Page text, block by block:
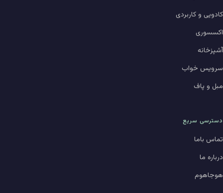
کادویی و کاربردی
اکسسوری
آشپزخانه
سرویس خواب
مبل و پاف
دسترسی سریع
تماس باما
درباره ما
هوجاهوم